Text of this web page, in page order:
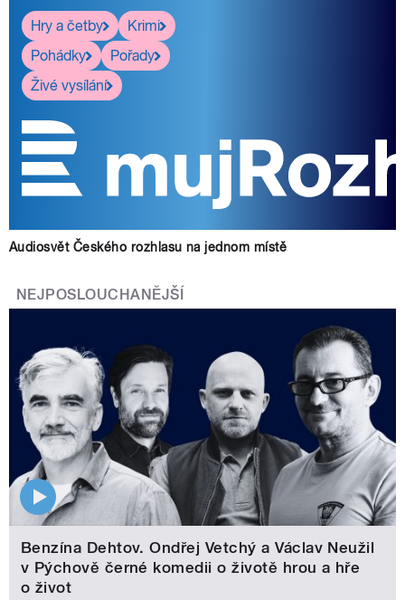
Hry a četby
Krimi
Pohádky
Pořady
Živé vysílání
Audiosvět Českého rozhlasu na jednom místě
NEJPOSLOUCHANĚJŠÍ
Benzína Dehtov. Ondřej Vetchý a Václav Neužil
v Pýchově černé komedii o životě hrou a hře
o život